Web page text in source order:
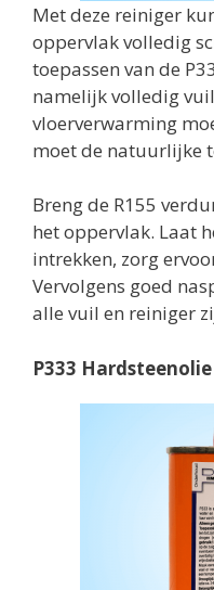
Met deze reiniger
oppervlak volledig
toepassen van de
namelijk volledig
vloerverwarming
moet de natuurlijke
Breng de R155
het oppervlak. Laat
intrekken, zorg
Vervolgens goed
alle vuil en reiniger
P333